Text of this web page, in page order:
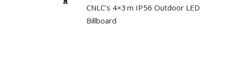
CNLC’s 4×3 m IP56 Outdoor LED
Billboard